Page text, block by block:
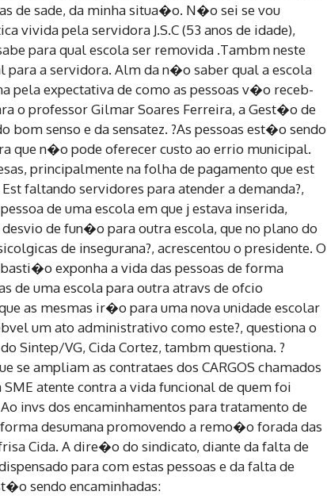
de sade, da minha situa�o. N�o sei se vou
vivida pela servidora J.S.C (53 anos de idade),
para qual escola ser removida .Tambm neste
para a servidora. Alm da n�o saber qual a escola
pela expectativa de como as pessoas v�o receb-
o professor Gilmar Soares Ferreira, a Gest�o de
bom senso e da sensatez. ?As pessoas est�o sendo
que n�o pode oferecer custo ao errio municipal.
principalmente na folha de pagamento que est
faltando servidores para atender a demanda?,
de uma escola em que j estava inserida,
de fun�o para outra escola, que no plano do
de insegurana?, acrescentou o presidente. O
exponha a vida das pessoas de forma
de uma escola para outra atravs de ofcio
as mesmas ir�o para uma nova unidade escolar
um ato administrativo como este?, questiona o
Sintep/VG, Cida Cortez, tambm questiona. ?
se ampliam as contrataes dos CARGOS chamados
atente contra a vida funcional de quem foi
invs dos encaminhamentos para tratamento de
desumana promovendo a remo�o forada das
Cida. A dire�o do sindicato, diante da falta de
para com estas pessoas e da falta de
sendo encaminhadas: